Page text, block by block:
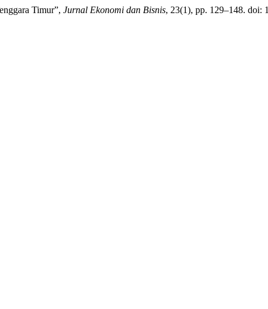
Timur”, Jurnal Ekonomi dan Bisnis, 23(1), pp. 129–148. doi: